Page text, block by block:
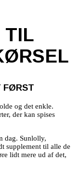
TIL
FØRST
og det enkle.
der kan spises
dag. Sunlolly,
supplement til alle de
lidt mere ud af det,